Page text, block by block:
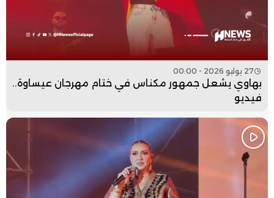
27 يوليو 2026 - 00:00
بهاوي يشعل جمهور مكناس في ختام مهرجان عيساوة..
فيديو